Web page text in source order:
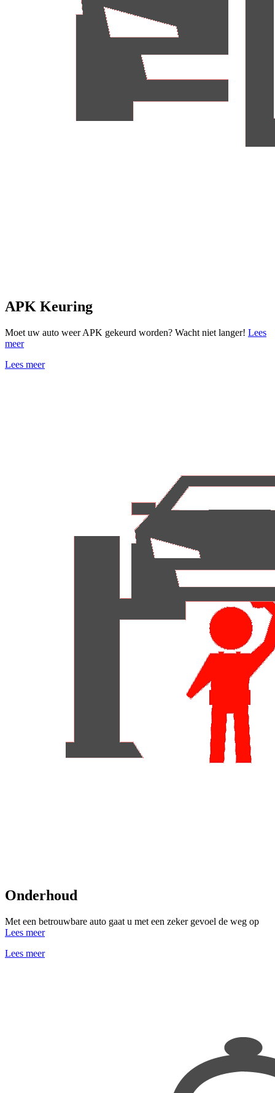
APK Keuring
Moet uw auto weer APK gekeurd worden? Wacht niet langer! Lees
meer
Lees meer
Onderhoud
Met een betrouwbare auto gaat u met een zeker gevoel de weg op
Lees meer
Lees meer